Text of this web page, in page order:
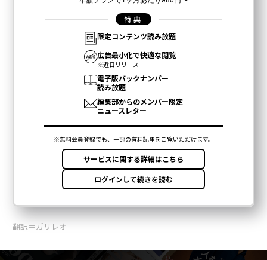
翻訳＝ガリレオ